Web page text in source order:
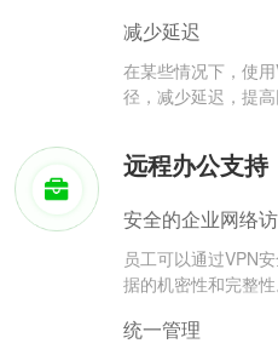
减少延迟
在某些情况下，使
径，减少延迟，提高
远程办公支持
安全的企业网络
员工可以通过VPN
据的机密性和完整性
统一管理